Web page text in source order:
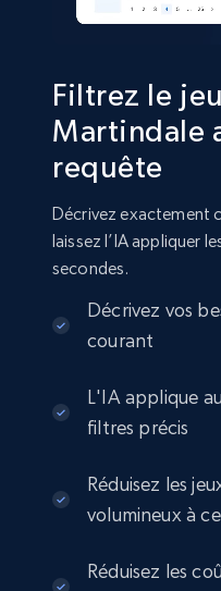
Linkedin job listings
Company id, Job
seniority level, and
Business
Google Maps full
Place id, URL,
more.
Filtrez le
Martindale
requête
Décrivez exactement
laissez l’IA appliquer
secondes.
Décrivez vos
courant
L'IA applique
filtres précis
Réduisez les
volumineux à
Réduisez les